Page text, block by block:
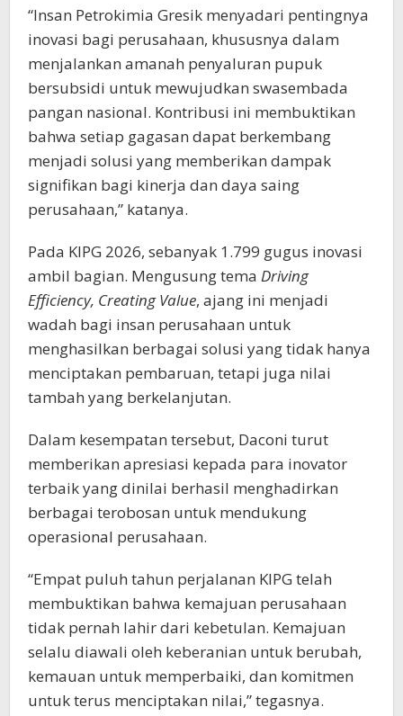
“Insan Petrokimia Gresik menyadari pentingnya
inovasi bagi perusahaan, khususnya dalam
menjalankan amanah penyaluran pupuk
bersubsidi untuk mewujudkan swasembada
pangan nasional. Kontribusi ini membuktikan
bahwa setiap gagasan dapat berkembang
menjadi solusi yang memberikan dampak
signifikan bagi kinerja dan daya saing
perusahaan,” katanya.
Pada KIPG 2026, sebanyak 1.799 gugus inovasi
ambil bagian. Mengusung tema Driving
Efficiency, Creating Value, ajang ini menjadi
wadah bagi insan perusahaan untuk
menghasilkan berbagai solusi yang tidak hanya
menciptakan pembaruan, tetapi juga nilai
tambah yang berkelanjutan.
Dalam kesempatan tersebut, Daconi turut
memberikan apresiasi kepada para inovator
terbaik yang dinilai berhasil menghadirkan
berbagai terobosan untuk mendukung
operasional perusahaan.
“Empat puluh tahun perjalanan KIPG telah
membuktikan bahwa kemajuan perusahaan
tidak pernah lahir dari kebetulan. Kemajuan
selalu diawali oleh keberanian untuk berubah,
kemauan untuk memperbaiki, dan komitmen
untuk terus menciptakan nilai,” tegasnya.